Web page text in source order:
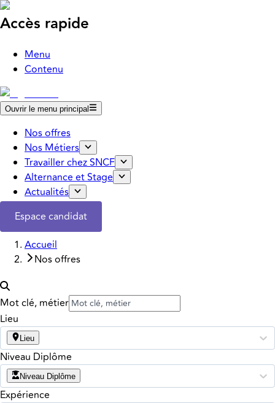
Accès rapide
Menu
Contenu
Ouvrir le menu principal
Nos offres
Nos Métiers
Travailler chez SNCF
Alternance et Stage
Actualités
Espace candidat
Accueil
Nos offres
Mot clé, métier
Lieu
Lieu
Niveau Diplôme
Niveau Diplôme
Expérience